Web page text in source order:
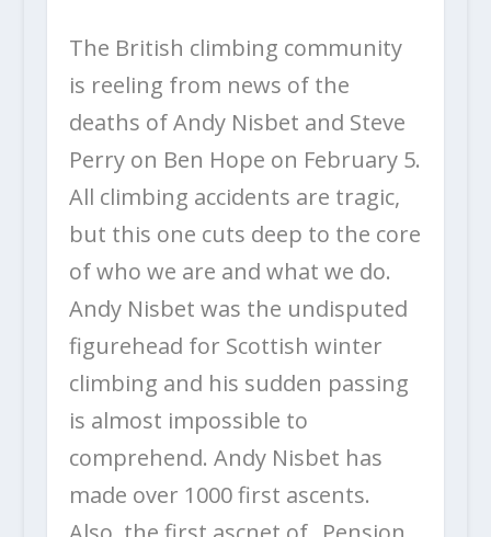
The British climbing community
is reeling from news of the
deaths of Andy Nisbet and Steve
Perry on Ben Hope on February 5.
All climbing accidents are tragic,
but this one cuts deep to the core
of who we are and what we do.
Andy Nisbet was the undisputed
figurehead for Scottish winter
climbing and his sudden passing
is almost impossible to
comprehend. Andy Nisbet has
made over 1000 first ascents.